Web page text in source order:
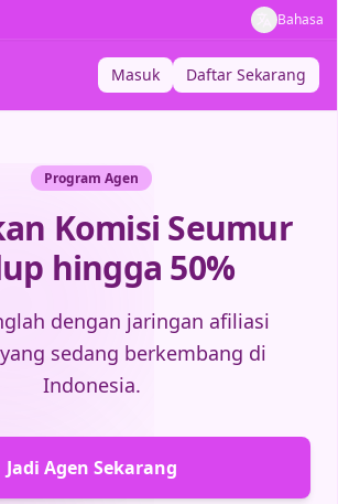
Bahasa
Masuk Daftar Sekarang
Program Agen
Komisi Seumur
hingga 50%
dengan jaringan afiliasi
sedang berkembang di
Indonesia.
Jadi Agen Sekarang